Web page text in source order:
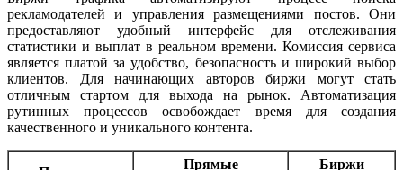
рекламодателей и управления размещениями постов. Они
предоставляют удобный интерфейс для отслеживания
статистики и выплат в реальном времени. Комиссия сервиса
является платой за удобство, безопасность и широкий выбор
клиентов. Для начинающих авторов биржи могут стать
отличным стартом для выхода на рынок. Автоматизация
рутинных процессов освобождает время для создания
качественного и уникального контента.
Прямые
Биржи